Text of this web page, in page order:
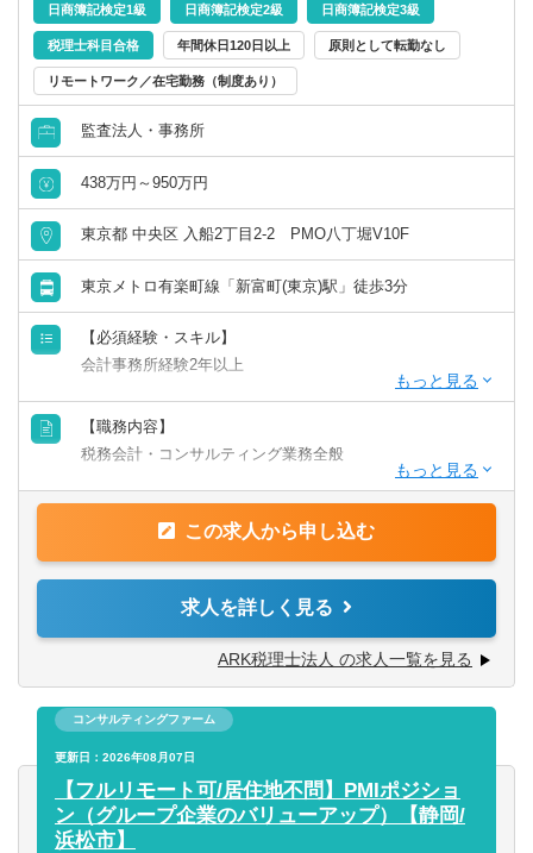
日商簿記検定1級 日商簿記検定2級 日商簿記検定3級
税理士科目合格 年間休日120日以上 原則として転勤なし
リモートワーク／在宅勤務（制度あり）
監査法人・事務所
438万円～950万円
東京都 中央区 入船2丁目2-2 PMO八丁堀V10F
東京メトロ有楽町線「新富町(東京)駅」徒歩3分
【必須経験・スキル】
会計事務所経験2年以上
▽以下の資格・経験をお持ちの方、優遇します
■日商簿記3級以上
■税理士
■公認会計士
【職務内容】
税務会計・コンサルティング業務全般
【具体的には】
担当を持って、決算から申告までの一連の税務会計業務に
加え、会計データに基づく実績に基づいて分析を行い、予
【担当クライアント】
ただきます。
平均約25件を担当頂く予定です。
【リモートについて】
入社1年経過後、定める要件を満たした方は、大きな裁量を
この求人から申し込む
求人を詳しく見る
ARK税理士法人 の求人一覧を見る
コンサルティングファーム
更新日：2026年08月07日
【フルリモート可/居住地不問】PMIポジショ
ン（グループ企業のバリューアップ）【静岡/
浜松市】
企業名のみで検索
休日・働き方
リモートワーク／在宅勤務（制度あり）
年間休日120日以上
原則として転勤なし
フレックス出勤／時差出勤（制度あり）
募集・採用情報
第二新卒可
エグゼクティブクラスの求人